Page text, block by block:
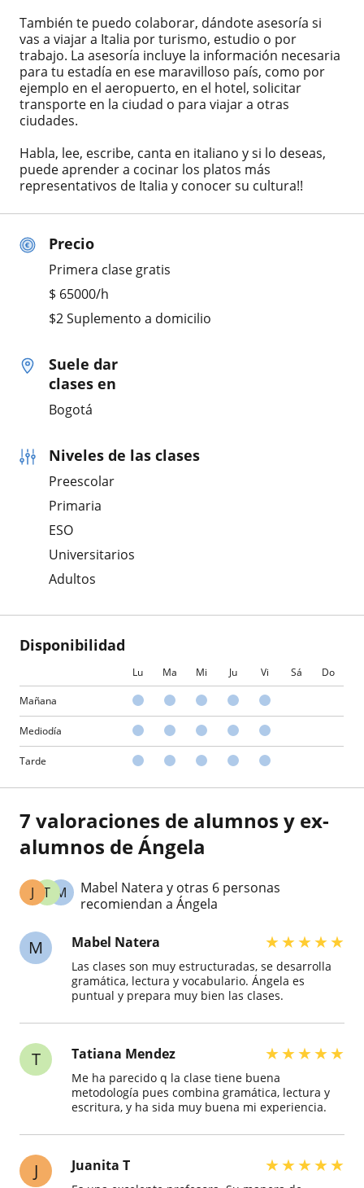
Precio
Primera clase gratis
$ 65000/h
$2 Suplemento a domicilio
Suele dar
clases en
Bogotá
Niveles de las clases
Preescolar
Primaria
ESO
Universitarios
Adultos
Disponibilidad
Lu Ma Mi Ju Vi Sá Do
Mañana
Mediodía
Tarde
También te puedo colaborar, dándote asesoría si
vas a viajar a Italia por turismo, estudio o por
trabajo. La asesoría incluye la información necesaria
para tu estadía en ese maravilloso país, como por
ejemplo en el aeropuerto, en el hotel, solicitar
transporte en la ciudad o para viajar a otras
ciudades.
Habla, lee, escribe, canta en italiano y si lo deseas,
puede aprender a cocinar los platos más
representativos de Italia y conocer su cultura!!
7 valoraciones de alumnos y ex-
alumnos de Ángela
M
T
J
Mabel Natera y otras 6 personas
recomiendan a Ángela
M Mabel Natera ★★★★★
Las clases son muy estructuradas, se desarrolla
gramática, lectura y vocabulario. Ángela es
puntual y prepara muy bien las clases.
T Tatiana Mendez ★★★★★
Me ha parecido q la clase tiene buena
metodología pues combina gramática, lectura y
escritura, y ha sida muy buena mi experiencia.
J Juanita T ★★★★★